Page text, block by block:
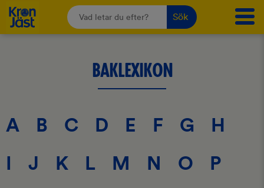
Sök
BAKLEXIKON
A B C D E F G
H
I
J K L M N O P